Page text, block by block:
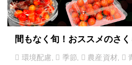
間もなく旬！おススメのさ
環境配慮, 季節, 農産資材,